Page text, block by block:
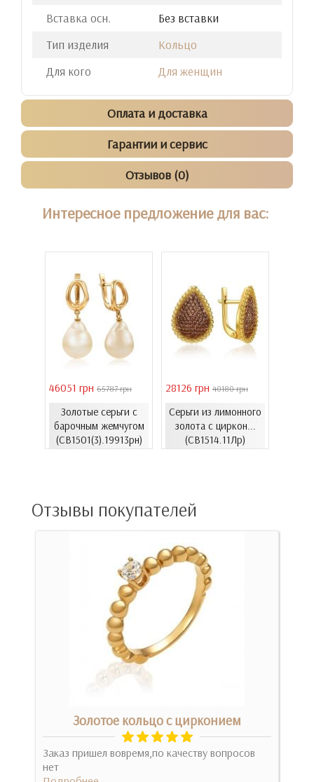
Вставка осн.
Без вставки
Тип изделия
Кольцо
Для кого
Для женщин
Оплата и доставка
Гарантии и сервис
Отзывов (0)
Интересное предложение для вас:
46051 грн 65787 грн
Золотые серьги с
барочным жемчугом
(СВ1501(3).19913рн)
28126 грн 40180 грн
Серьги из лимонного
золота с циркон...
(СВ1514.11Лр)
Отзывы покупателей
Золотое кольцо с цирконием
Заказ пришел вовремя,по качеству вопросов
нет